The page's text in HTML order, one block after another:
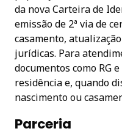
da nova Carteira de
emissão de 2ª via de
casamento,
jurídicas. Para
documentos como RG
residência e, quando
nascimento ou
Parceria